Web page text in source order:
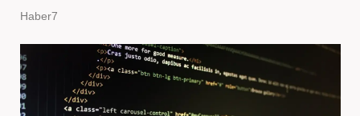
Haber7